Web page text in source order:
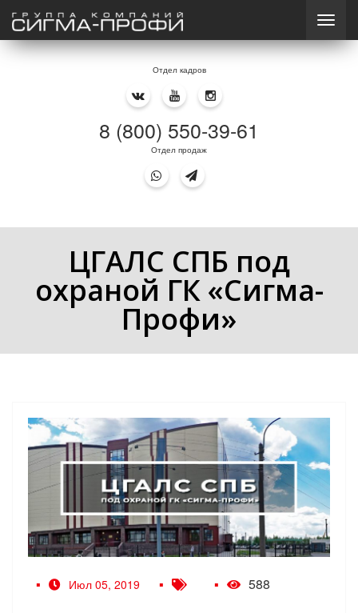
Отдел кадров
8 (800) 550-39-61
Отдел продаж
ЦГАЛС СПБ под
охраной ГК «Сигма-
Профи»
Июл 05, 2019 588